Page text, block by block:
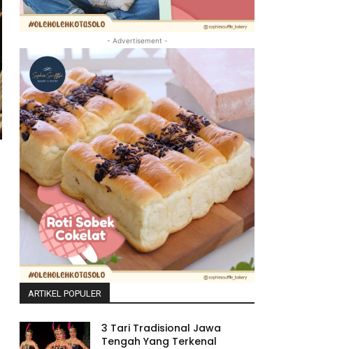
- Advertisement -
ARTIKEL POPULER
3 Tari Tradisional Jawa
Tengah Yang Terkenal